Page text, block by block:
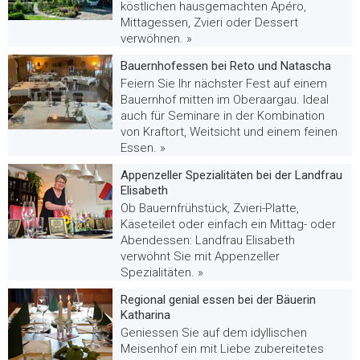
köstlichen hausgemachten Apéro,
Mittagessen, Zvieri oder Dessert
verwöhnen. »
Bauernhofessen bei Reto und Natascha
Feiern Sie Ihr nächster Fest auf einem
Bauernhof mitten im Oberaargau. Ideal
auch für Seminare in der Kombination
von Kraftort, Weitsicht und einem feinen
Essen. »
Appenzeller Spezialitäten bei der Landfrau
Elisabeth
Ob Bauernfrühstück, Zvieri-Platte,
Käseteilet oder einfach ein Mittag- oder
Abendessen: Landfrau Elisabeth
verwöhnt Sie mit Appenzeller
Spezialitäten. »
Regional genial essen bei der Bäuerin
Katharina
Geniessen Sie auf dem idyllischen
Meisenhof ein mit Liebe zubereitetes